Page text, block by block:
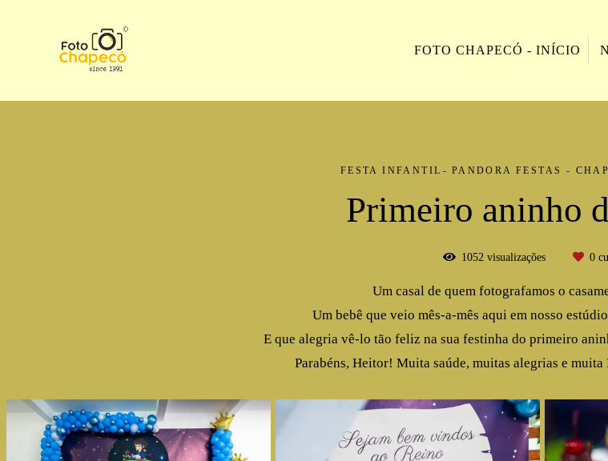
FOTO CHAPECÓ - INÍCIO
FESTA INFANTIL PANDORA FESTAS -
Primeiro aninho
1052 visualizações 0
Um casal de quem fotografamos o
Um bebê que veio mês-a-mês aqui em nosso
E que alegria vê-lo tão feliz na sua festinha do primeiro
Parabéns, Heitor! Muita saúde, muitas alegrias e muita